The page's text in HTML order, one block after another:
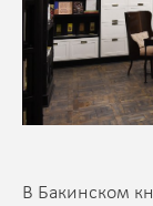
В Бакинском